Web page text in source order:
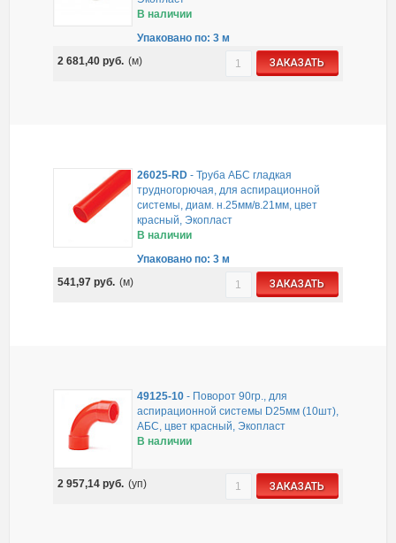
В наличии
Упаковано по: 3 м
2 681,40руб. (м) ЗАКАЗАТЬ
26025-RD -Труба АБС гладкая
трудногорючая, для аспирационной
системы, диам. н.25мм/в.21мм, цвет
красный, Экопласт
В наличии
Упаковано по: 3 м
541,97руб. (м) ЗАКАЗАТЬ
49125-10 - Поворот 90гр., для
аспирационной системы D25мм (10шт),
АБС, цвет красный, Экопласт
В наличии
2 957,14руб. (уп) ЗАКАЗАТЬ